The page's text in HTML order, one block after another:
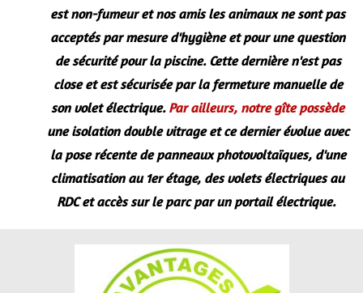
est non-fumeur et nos amis les animaux ne sont pas
acceptés par mesure d'hygiène et pour une question
de sécurité pour la piscine. Cette dernière n'est pas
close et est sécurisée par la fermeture manuelle de
son volet électrique. Par ailleurs, notre gîte possède
une isolation double vitrage et ce dernier évolue avec
la pose récente de panneaux photovoltaïques, d'une
climatisation au 1er étage, des volets électriques au
RDC et accès sur le parc par un portail électrique.